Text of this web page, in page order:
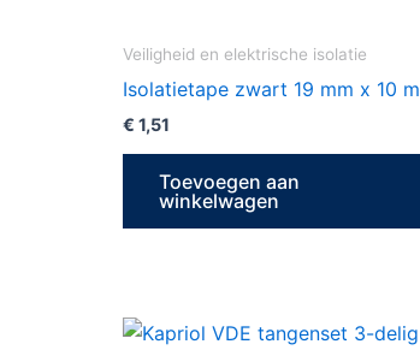
Veiligheid en elektrische isolatie
Isolatietape zwart 19 mm x 10 m
€ 1,51
Toevoegen aan
winkelwagen